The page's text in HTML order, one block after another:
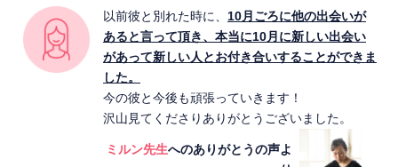
以前彼と別れた時に、 10月ごろに他の出会いが
あると言って頂き、本当に10月に新しい出会い
があって新しい人とお付き合いすることができま
した。
今の彼と今後も頑張っていきます！
沢山見てくださりありがとうございました。
ミルン先生へのありがとうの声よ